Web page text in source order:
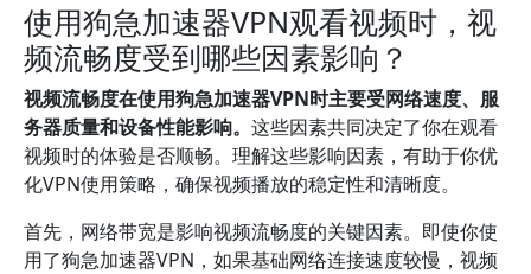
使用狗急加速器VPN观看视频时，视
频流畅度受到哪些因素影响？
视频流畅度在使用狗急加速器VPN时主要受网络速度、服
务器质量和设备性能影响。 这些因素共同决定了你在观看
视频时的体验是否顺畅。理解这些影响因素，有助于你优
化VPN使用策略，确保视频播放的稳定性和清晰度。
首先，网络带宽是影响视频流畅度的关键因素。即使你使
用了狗急加速器VPN，如果基础网络连接速度较慢，视频